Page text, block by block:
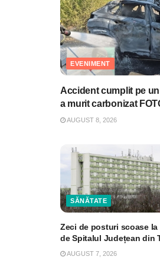
EVENIMENT
Accident cumplit pe
a murit carbonizat
AUGUST 8, 2026
SĂNĂTATE
Zeci de posturi scoase
de Spitalul Județean din
AUGUST 7, 2026